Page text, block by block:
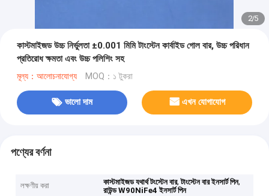
2/5
কাস্টমাইজড উচ্চ নির্ভুলতা ±0.001 মিমি টাংস্টেন কার্বাইড গোল বার, উচ্চ পরিধান
প্রতিরোধ ক্ষমতা এবং উচ্চ পলিশিং সহ
মূল্য：আলোচনাযোগ্য MOQ：১ টুকরা
ভালো দাম এখন যোগাযোগ
পণ্যের বর্ণনা
লক্ষণীয় করা কাস্টমাইজড যথার্থ টংস্টেন বার,টাংস্টেন বার ইনসার্ট পিন,
রাউন্ড W90NiFe4 ইনসার্ট পিন